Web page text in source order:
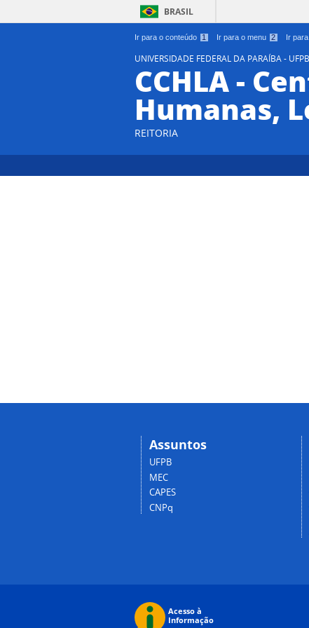
Ir para o conteúdo 1 Ir para o menu 2 Ir
BRASIL
UNIVERSIDADE FEDERAL DA PARAÍBA - UFPB
CCHLA -
Humanas,
REITORIA
Assuntos
UFPB
MEC
CAPES
CNPq